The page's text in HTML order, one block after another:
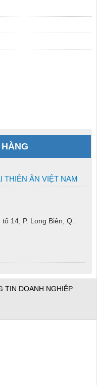
ÂN VIỆT NAM
14, P. Long Biên, Q.
TIN DOANH NGHIỆP